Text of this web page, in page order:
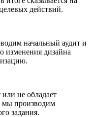
действий.
начальный аудит и
дизайна
не обладает
мы производим
задания.